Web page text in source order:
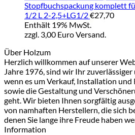
Stopfbuchspackung komplett
1/2 L 2-2,5+LG1/2€27,70
Enthält 19% MwSt.
zzgl. 3,00 Euro Versand.
Über Holzum
Herzlich willkommen auf unserer
Jahre 1976, sind wir Ihr
wenn es um Verkauf, Installation
sowie die Gestaltung und
geht. Wir bieten Ihnen sorgfältig
von namhaften Herstellern, die sich
denen Sie lange ihre Freude haben
Information